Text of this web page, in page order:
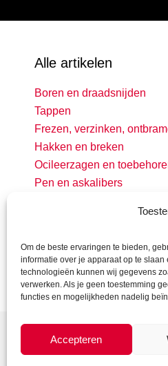
Om de beste ervaringen te bieden,
informatie over je apparaat op te
technologieën kunnen wij gegevens
verwerken. Als je geen toestemming
functies en mogelijkheden nadelig
Accepteren
Alle artikelen
Boren en draadsnijden
Tappen
Frezen, verzinken,
Hakken en breken
Ocileerzagen en
Pen en askalibers